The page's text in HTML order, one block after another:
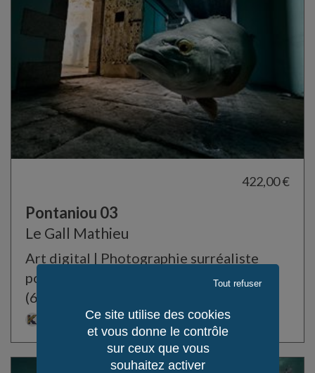
422,00 €
Pontaniou 03
Le Gall Mathieu
Art digital | Photographie surréaliste
poisson prison
(60 cm x 90 cm)
Celtland-Bretagne
Ce site utilise des cookies
et vous donne le contrôle
sur ceux que vous
souhaitez activer
Tout refuser